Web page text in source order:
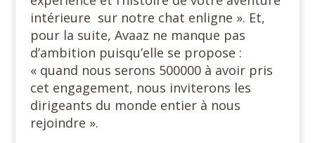
intérieure sur notre chat enligne ». Et,
pour la suite, Avaaz ne manque pas
d’ambition puisqu’elle se propose :
« quand nous serons 500000 à avoir pris
cet engagement, nous inviterons les
dirigeants du monde entier à nous
rejoindre ».